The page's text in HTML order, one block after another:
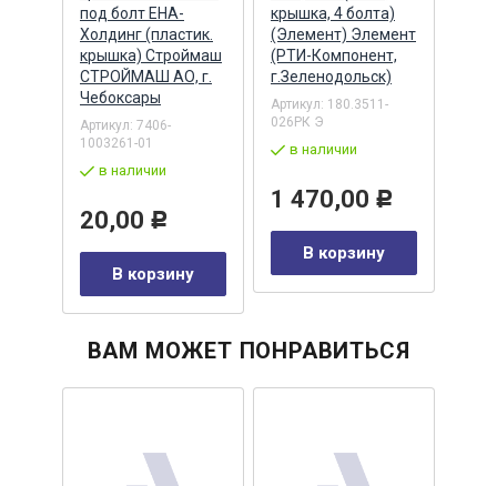
под болт ЕНА-
Холдинг (пластик.
крышка) Строймаш
СТРОЙМАШ АО, г.
Чебоксары
Артикул: 7406-
1003261-01
в наличии
20,00 Р
В корзину
крышка, 4 болта)
(Элемент) Элемент
(РТИ-Компонент,
г.Зеленодольск)
Артикул: 180.3511-
026РК Э
в наличии
1 470,00 Р
В корзину
ВАМ МОЖЕТ ПОНРАВИТЬСЯ